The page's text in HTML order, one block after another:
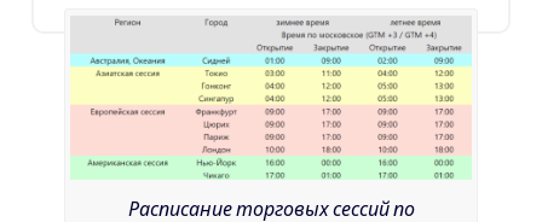
Расписание торговых сессий по